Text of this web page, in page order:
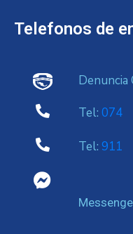
Telefonos de
Denuncia
Tel: 074
Tel: 911